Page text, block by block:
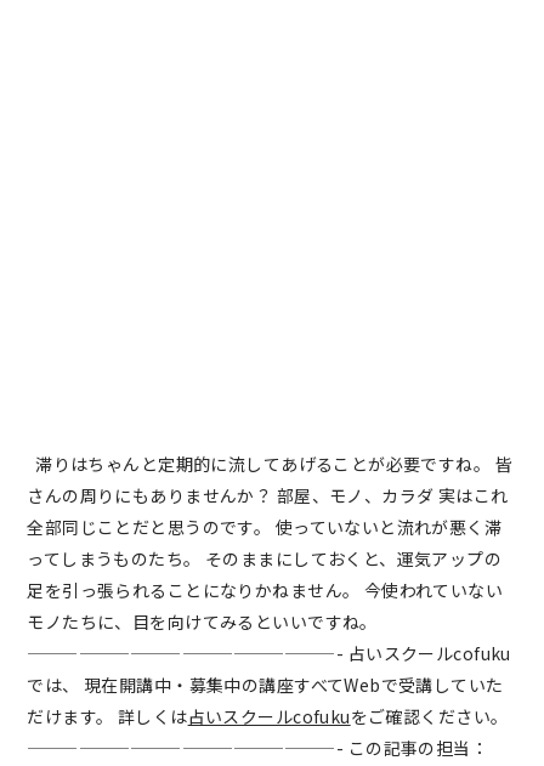
滞りはちゃんと定期的に流してあげることが必要ですね。 皆
さんの周りにもありませんか？ 部屋、モノ、カラダ 実はこれ
全部同じことだと思うのです。 使っていないと流れが悪く滞
ってしまうものたち。 そのままにしておくと、運気アップの
足を引っ張られることになりかねません。 今使われていない
モノたちに、目を向けてみるといいですね。
——————————————————- 占いスクールcofuku
では、 現在開講中・募集中の講座すべてWebで受講していた
だけます。 詳しくは占いスクールcofukuをご確認ください。
——————————————————- この記事の担当：